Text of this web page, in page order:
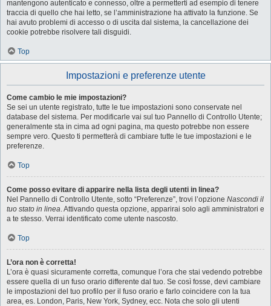
mantengono autenticato e connesso, oltre a permetterti ad esempio di tenere
traccia di quello che hai letto, se l’amministrazione ha attivato la funzione. Se
hai avuto problemi di accesso o di uscita dal sistema, la cancellazione dei
cookie potrebbe risolvere tali disguidi.
Top
Impostazioni e preferenze utente
Come cambio le mie impostazioni?
Se sei un utente registrato, tutte le tue impostazioni sono conservate nel
database del sistema. Per modificarle vai sul tuo Pannello di Controllo Utente;
generalmente sta in cima ad ogni pagina, ma questo potrebbe non essere
sempre vero. Questo ti permetterà di cambiare tutte le tue impostazioni e le
preferenze.
Top
Come posso evitare di apparire nella lista degli utenti in linea?
Nel Pannello di Controllo Utente, sotto “Preferenze”, trovi l’opzione Nascondi il
tuo stato in linea. Attivando questa opzione, apparirai solo agli amministratori e
a te stesso. Verrai identificato come utente nascosto.
Top
L’ora non è corretta!
L’ora è quasi sicuramente corretta, comunque l’ora che stai vedendo potrebbe
essere quella di un fuso orario differente dal tuo. Se così fosse, devi cambiare
le impostazioni del tuo profilo per il fuso orario e farlo coincidere con la tua
area, es. London, Paris, New York, Sydney, ecc. Nota che solo gli utenti